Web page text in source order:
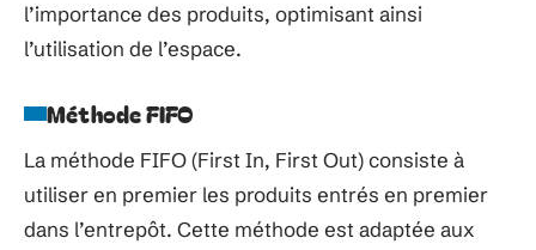
l’importance des produits, optimisant ainsi
l’utilisation de l’espace.
Méthode FIFO
La méthode FIFO (First In, First Out) consiste à
utiliser en premier les produits entrés en premier
dans l’entrepôt. Cette méthode est adaptée aux